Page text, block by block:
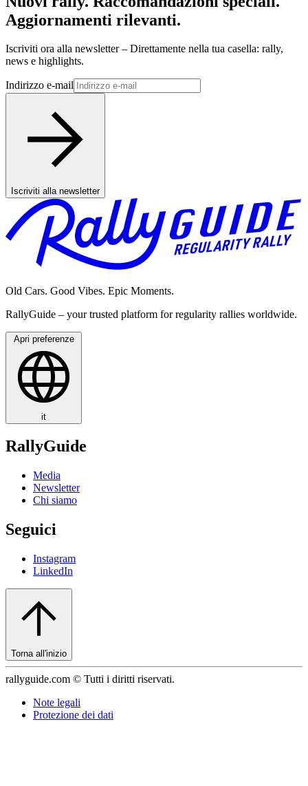
Aggiornamenti rilevanti.
Iscriviti ora alla newsletter – Direttamente nella tua casella: rally,
news e highlights.
Indirizzo e-mail
Iscriviti alla newsletter
Old Cars. Good Vibes. Epic Moments.
RallyGuide – your trusted platform for regularity rallies worldwide.
Apri preferenze
it
RallyGuide
Media
Newsletter
Chi siamo
Seguici
Instagram
LinkedIn
Torna all'inizio
rallyguide.com © Tutti i diritti riservati.
Note legali
Protezione dei dati